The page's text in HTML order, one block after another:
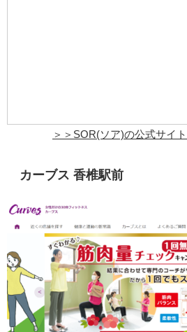
＞＞ SOR(ソア)の公式サイ
カーブス 香椎駅前